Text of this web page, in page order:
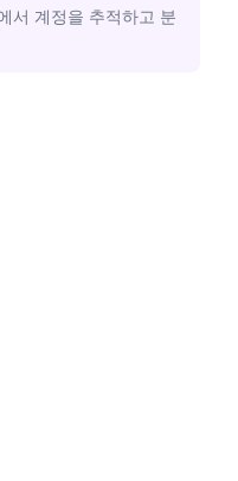
서 계정을 추적하고 분